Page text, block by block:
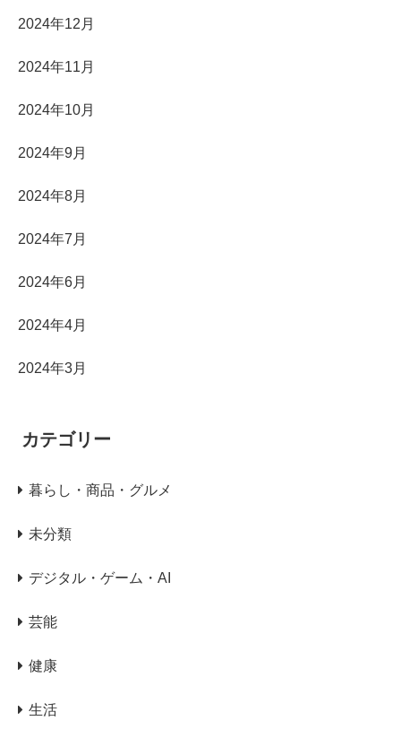
2024年12月
2024年11月
2024年10月
2024年9月
2024年8月
2024年7月
2024年6月
2024年4月
2024年3月
カテゴリー
暮らし・商品・グルメ
未分類
デジタル・ゲーム・AI
芸能
健康
生活